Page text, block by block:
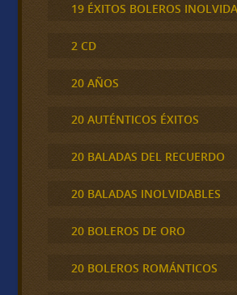
19 ÉXITOS BOLEROS
2 CD
20 AÑOS
20 AUTÉNTICOS ÉXITOS
20 BALADAS DEL RECUERDO
20 BALADAS INOLVIDABLES
20 BOLEROS DE ORO
20 BOLEROS ROMÁNTICOS